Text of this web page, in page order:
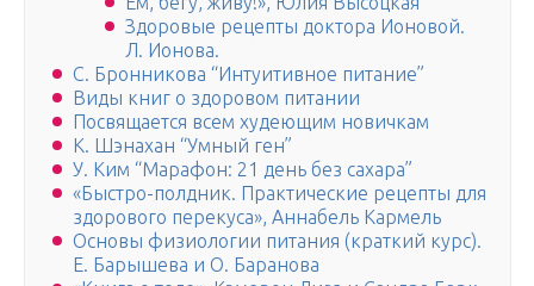
Здоровые рецепты доктора Ионовой.
Л. Ионова.
С. Бронникова “Интуитивное питание”
Виды книг о здоровом питании
Посвящается всем худеющим новичкам
К. Шэнахан “Умный ген”
У. Ким “Марафон: 21 день без сахара”
«Быстро-полдник. Практические рецепты для
здорового перекуса», Аннабель Кармель
Основы физиологии питания (краткий курс).
Е. Барышева и О. Баранова